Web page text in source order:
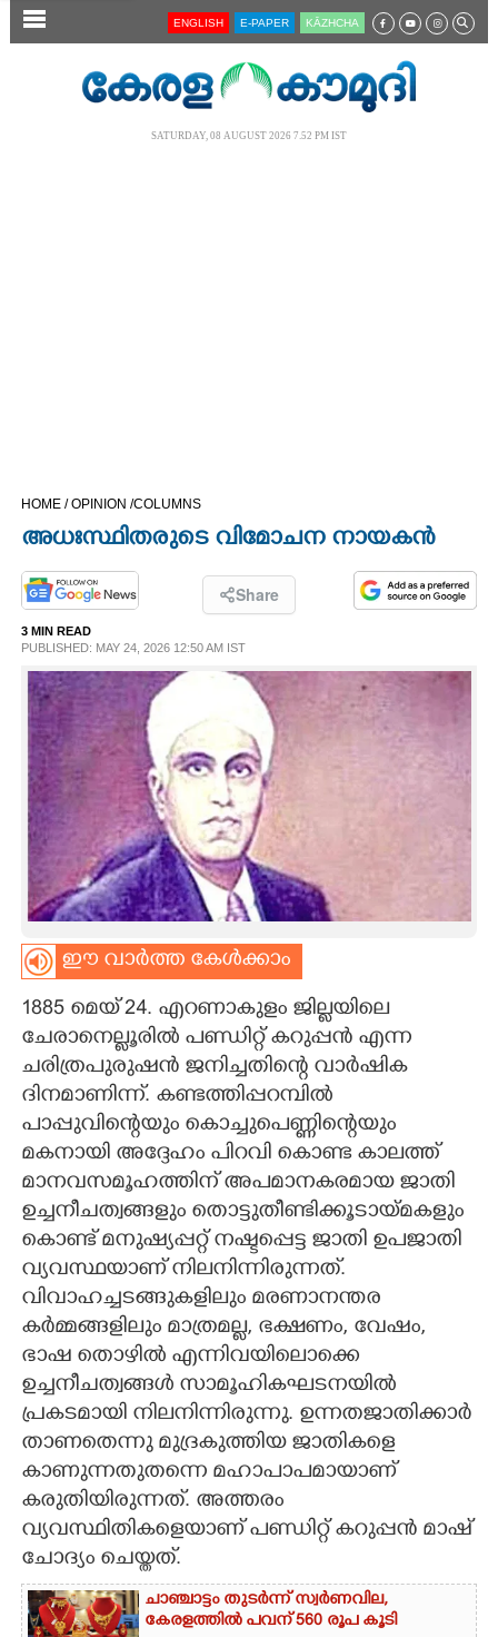
SECTIONS
OPINION
PHOTOS
LIFESTYLE
SPIRITUAL
INFO+
ART
ASTRO
CARTOONS
LITERATURE
ZOOM
CONTACT US
ENGLISH E-PAPER KĀZHCHA
SATURDAY, 08 AUGUST 2026 7.52 PM IST
HOME /OPINION /COLUMNS
അധഃസ്ഥിതരുടെ വിമോചന നായകൻ
Share
3 MIN READ
PUBLISHED: MAY 24, 2026 12:50 AM IST
ഈ വാർത്ത കേൾക്കാം
1885 മെയ് 24. എറണാകുളം ജില്ലയിലെ
ചേരാനെല്ലൂരിൽ പണ്ഡിറ്റ് കറുപ്പൻ എന്ന
ചരിത്രപുരുഷൻ ജനിച്ചതിന്റെ വാർഷിക
ദിനമാണിന്ന്. കണ്ടത്തിപ്പറമ്പിൽ
പാപ്പുവിന്റെയും കൊച്ചുപെണ്ണിന്റെയും
മകനായി അദ്ദേഹം പിറവി കൊണ്ട കാലത്ത്
മാനവസമൂഹത്തിന് അപമാനകരമായ ജാതി
ഉച്ചനീചത്വങ്ങളും തൊട്ടുതീണ്ടിക്കൂടായ്മകളും
കൊണ്ട് മനുഷ്യപ്പറ്റ് നഷ്ടപ്പെട്ട ജാതി ഉപജാതി
വ്യവസ്ഥയാണ് നിലനിന്നിരുന്നത്.
വിവാഹച്ചടങ്ങുകളിലും മരണാനന്തര
കർമ്മങ്ങളിലും മാത്രമല്ല, ഭക്ഷണം, വേഷം,
ഭാഷ തൊഴിൽ എന്നിവയിലൊക്കെ
ഉച്ചനീചത്വങ്ങൾ സാമൂഹികഘടനയിൽ
പ്രകടമായി നിലനിന്നിരുന്നു. ഉന്നതജാതിക്കാർ
താണതെന്നു മുദ്രകുത്തിയ ജാതികളെ
കാണുന്നതുതന്നെ മഹാപാപമായാണ്
കരുതിയിരുന്നത്. അത്തരം
വ്യവസ്ഥിതികളെയാണ് പണ്ഡിറ്റ് കറുപ്പൻ മാഷ്
ചോദ്യം ചെയ്തത്.
ചാഞ്ചാട്ടം തുടർന്ന് സ്വർണവില,
കേരളത്തിൽ പവന് 560 രൂപ കൂടി